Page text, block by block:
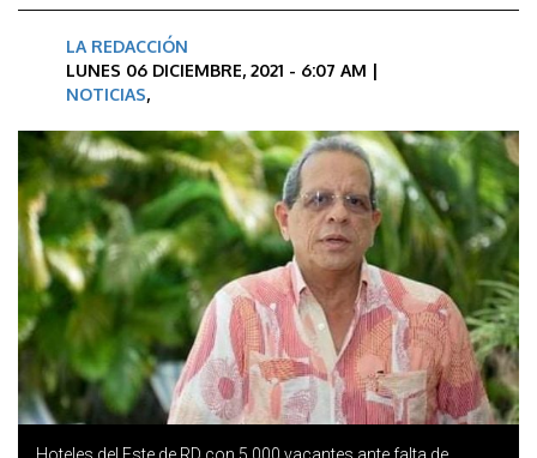
LA REDACCIÓN
LUNES 06 DICIEMBRE, 2021 - 6:07 AM |
NOTICIAS,